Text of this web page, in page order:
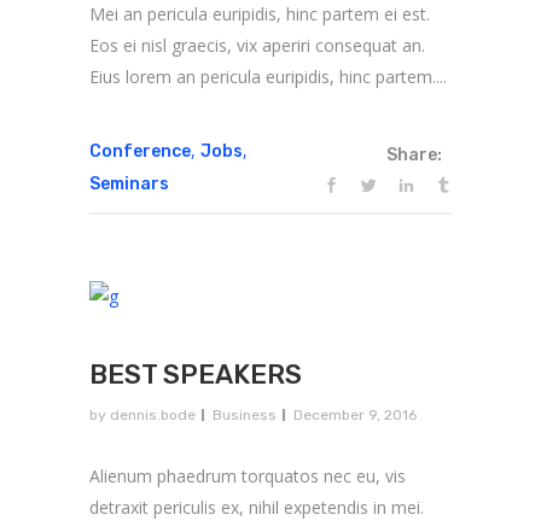
Mei an pericula euripidis, hinc partem ei est.
Eos ei nisl graecis, vix aperiri consequat an.
Eius lorem an pericula euripidis, hinc partem....
Conference, Jobs,
Seminars
Share:
BEST SPEAKERS
by dennis.bode Business December 9, 2016
Alienum phaedrum torquatos nec eu, vis
detraxit periculis ex, nihil expetendis in mei.